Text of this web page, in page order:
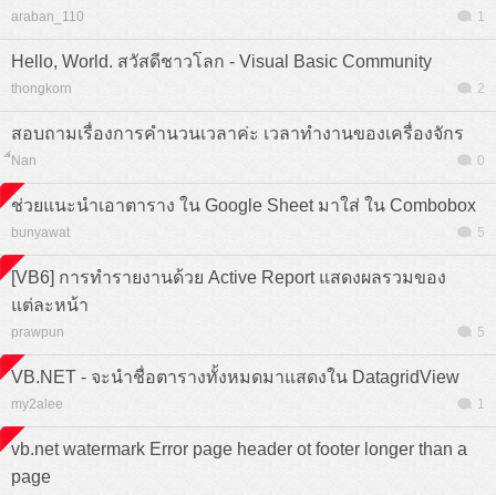
araban_110 1
Hello, World. สวัสดีชาวโลก - Visual Basic Community
thongkorn 2
สอบถามเรื่องการคำนวนเวลาค่ะ เวลาทำงานของเครื่องจักร
ื์Nan 0
ช่วยแนะนำเอาตาราง ใน Google Sheet มาใส่ ใน Combobox
bunyawat 5
[VB6] การทำรายงานด้วย Active Report แสดงผลรวมของ
แต่ละหน้า
prawpun 5
VB.NET - จะนำชื่อตารางทั้งหมดมาแสดงใน DatagridView
my2alee 1
vb.net watermark Error page header ot footer longer than a
page